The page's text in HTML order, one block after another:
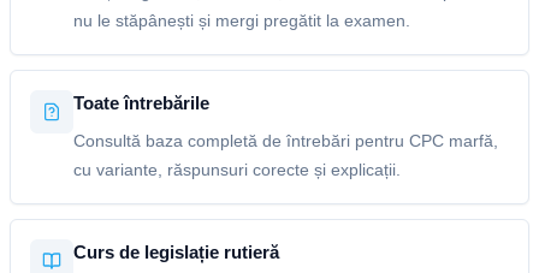
nu le stăpânești și mergi pregătit la examen.
Toate întrebările
Consultă baza completă de întrebări pentru CPC marfă,
cu variante, răspunsuri corecte și explicații.
Curs de legislație rutieră